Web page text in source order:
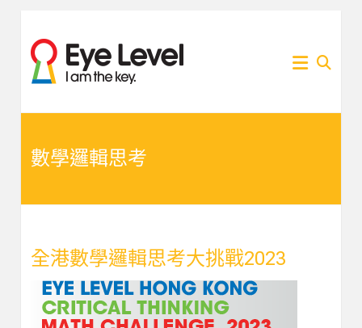
content
Eye
Level
資訊
為各
家長
提供
Eye
的網
站
數學邏輯思考
全港數學邏輯思考大挑戰2023